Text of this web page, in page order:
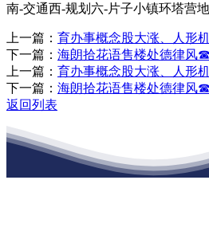
南-交通西-规划六-片子小镇环塔营
上一篇： 育办事概念股大涨、人形
下一篇： 海朗拾花语售楼处德律风
上一篇： 育办事概念股大涨、人形
下一篇： 海朗拾花语售楼处德律风
返回列表